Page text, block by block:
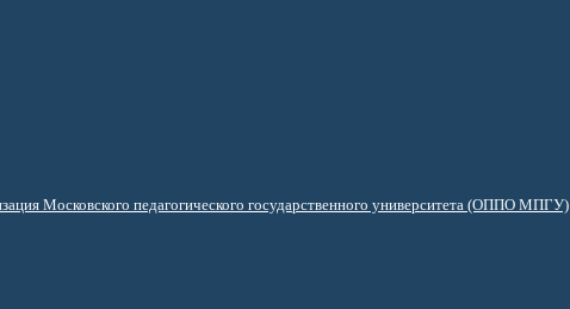
Московского педагогического государственного университета (ОППО МПГУ)